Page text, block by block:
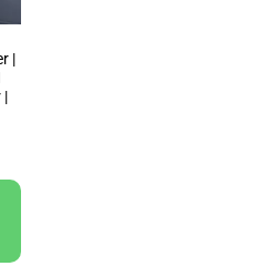
|
|